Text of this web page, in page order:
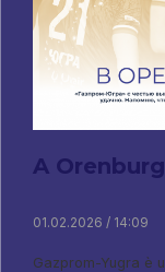
A
01.02.2026 / 14:09
Gazprom-Yugra è